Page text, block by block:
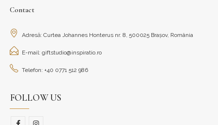
Contact
Adresă: Curtea Johannes Honterus nr. 8, 500025 Brașov, România
E-mail: giftstudio@inspiratio.ro
Telefon: +40 0771 512 986
FOLLOW US